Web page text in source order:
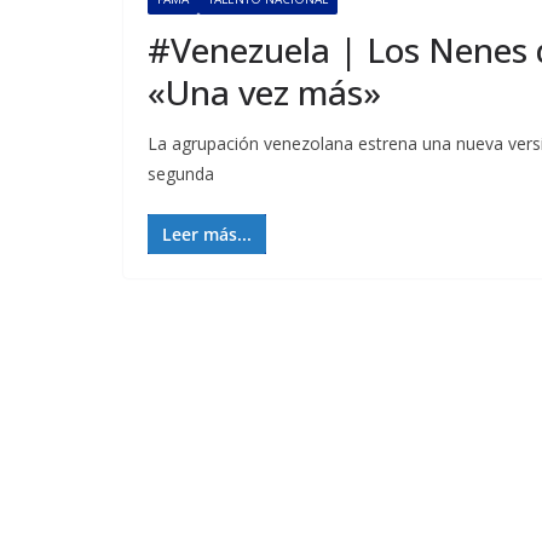
#Venezuela | Los Nenes
«Una vez más»
La agrupación venezolana estrena una nueva
segunda
Leer más...